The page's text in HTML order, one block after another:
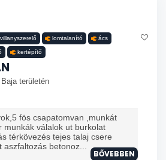
villanyszerelő lomtalanító ács
kertépítő
területén
fös csapatomvan ,munkát
munkák válalok ut burkolat
térkövezés tejes talaj csere
betonoz...
BŐVEBBEN